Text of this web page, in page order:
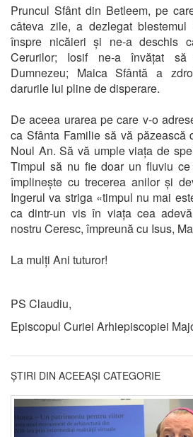
Pruncul Sfânt din Betleem, pe
câteva zile, a dezlegat
înspre nicăieri și ne-a deschis
Cerurilor; Iosif ne-a învățat
Dumnezeu; Maica Sfântă a
darurile lui pline de disperare.
De aceea urarea pe care v-o
ca Sfânta Familie să vă păzească
Noul An. Să vă umple viața de
Timpul să nu fie doar un fluviu
împlinește cu trecerea anilor și
Ingerul va striga «timpul nu mai
ca dintr-un vis în viața cea
nostru Ceresc, împreună cu Isus,
La mulți Ani tuturor!
PS Claudiu,
Episcopul Curiei Arhiepiscopiei
ȘTIRI DIN ACEEAȘI CATEGORIE